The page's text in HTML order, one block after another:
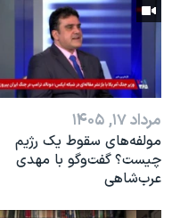
نرگس محمدی برنده
همایش محافظه‌کاران
صفحه‌های ویژه
سفر پرزیدنت ترامپ به چینمرداد ۱۷, ۱۴۰۵
مولفه‌های سقوط یک رژیم
چیست؟ گفت‌وگو با مهدی
عرب‌شاهی